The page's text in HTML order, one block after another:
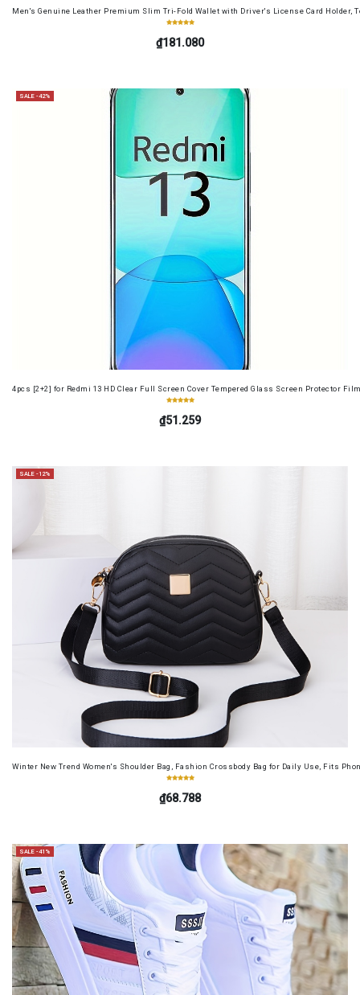
Men's Genuine Leather Premium Slim Tri-Fold Wallet with Driver's License Card Holder,
₫181.080
SALE -42%
4pcs [2+2] for Redmi 13 HD Clear Full Screen Cover Tempered Glass Screen Protector
₫51.259
SALE -12%
Winter New Trend Women's Shoulder Bag, Fashion Crossbody Bag for Daily Use, Fits
₫68.788
SALE -41%